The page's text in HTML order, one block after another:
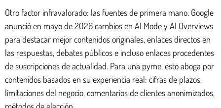
Otro factor infravalorado: las fuentes de primera mano. Google
anunció en mayo de 2026 cambios en AI Mode y AI Overviews
para destacar mejor contenidos originales, enlaces directos en
las respuestas, debates públicos e incluso enlaces procedentes
de suscripciones de actualidad. Para una pyme, esto aboga por
contenidos basados en su experiencia real: cifras de plazos,
limitaciones del negocio, comentarios de clientes anonimizados,